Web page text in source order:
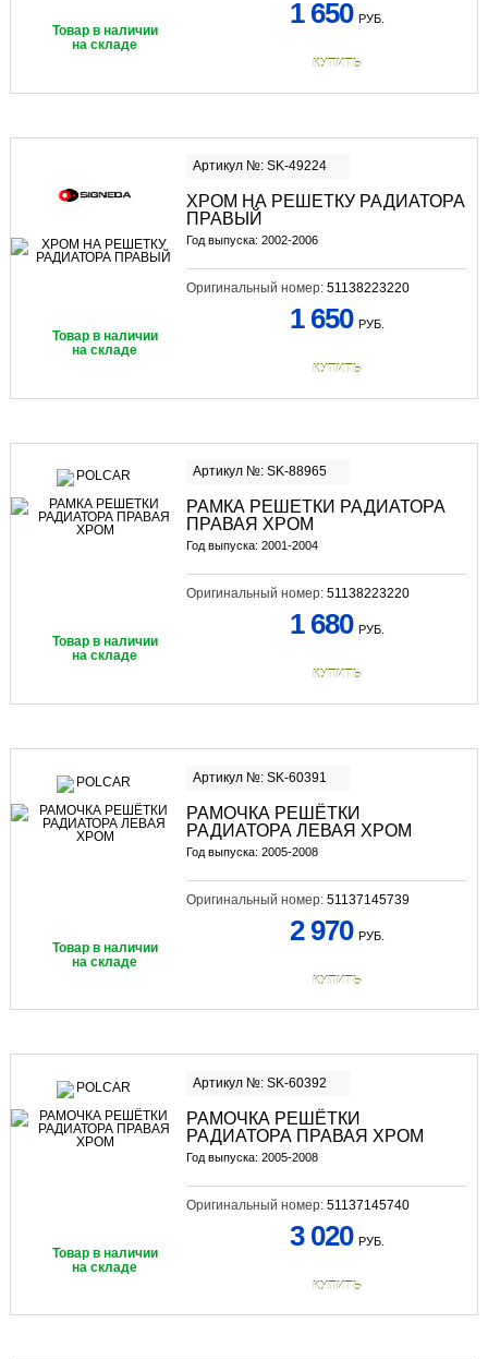
Товар в наличии
на складе
1 650 РУБ.
КУПИТЬ
Артикул №: SK-49224
ХРОМ НА РЕШЕТКУ РАДИАТОРА
ПРАВЫЙ
Год выпуска: 2002-2006
Оригинальный номер: 51138223220
Товар в наличии
на складе
1 650 РУБ.
КУПИТЬ
Артикул №: SK-88965
РАМКА РЕШЕТКИ РАДИАТОРА
ПРАВАЯ ХРОМ
Год выпуска: 2001-2004
Оригинальный номер: 51138223220
Товар в наличии
на складе
1 680 РУБ.
КУПИТЬ
Артикул №: SK-60391
РАМОЧКА РЕШЁТКИ
РАДИАТОРА ЛЕВАЯ ХРОМ
Год выпуска: 2005-2008
Оригинальный номер: 51137145739
Товар в наличии
на складе
2 970 РУБ.
КУПИТЬ
Артикул №: SK-60392
РАМОЧКА РЕШЁТКИ
РАДИАТОРА ПРАВАЯ ХРОМ
Год выпуска: 2005-2008
Оригинальный номер: 51137145740
Товар в наличии
на складе
3 020 РУБ.
КУПИТЬ